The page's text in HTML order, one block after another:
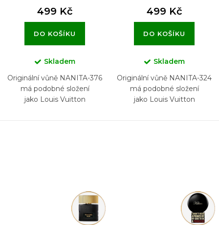
499 Kč
DO KOŠÍKU
Skladem
Originální vůně NANITA-376
má podobné složení
jako Louis Vuitton
499 Kč
DO KOŠÍKU
Skladem
Originální vůně NANITA-324
má podobné složení
jako Louis Vuitton